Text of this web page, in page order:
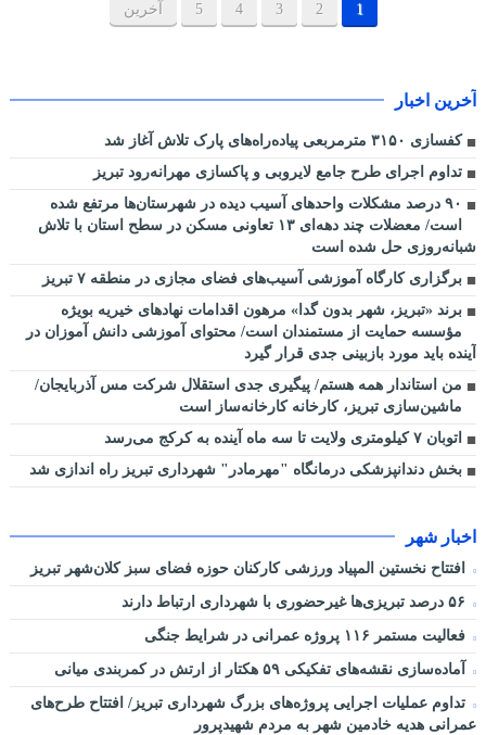
1
2
3
4
5 آخرین
آخرین اخبار
کفسازی ۳۱۵۰ مترمربعی پیاده‌راه‌های پارک تلاش آغاز شد
تداوم اجرای طرح جامع لایروبی و پاکسازی مهرانه‌رود تبریز
٩٠ درصد مشکلات واحدهای آسیب دیده در شهرستان‌ها مرتفع شده
است/ معضلات چند دهه‌ای ١٣ تعاونی مسکن در سطح استان با تلاش
شبانه‌روزی حل شده است
برگزاری کارگاه آموزشی آسیب‌های فضای مجازی در منطقه ۷ تبریز
برند «تبریز، شهر بدون گدا» مرهون اقدامات نهادهای خیریه بویژه
مؤسسه حمایت از مستمندان است/ محتوای آموزشی دانش آموزان در
آینده باید مورد بازبینی جدی قرار گیرد
من استاندار همه هستم/ پیگیری جدی استقلال شرکت مس آذربایجان/
ماشین‌سازی تبریز، کارخانه کارخانه‌ساز است
اتوبان ۷ کیلومتری ولایت تا سه ماه آینده به کرکج می‌رسد
بخش دندانپزشکی درمانگاه "مهرمادر" شهرداری تبریز راه اندازی شد
اخبار شهر
افتتاح نخستین المپیاد ورزشی کارکنان حوزه فضای سبز کلان‌شهر تبریز
فعالیت مستمر ۱۱۶ پروژه عمرانی در شرایط جنگی
آماده‌سازی نقشه‌های تفکیکی ۵۹ هکتار از ارتش در کمربندی میانی
تداوم عملیات اجرایی پروژه‌های بزرگ شهرداری تبریز/ افتتاح طرح‌های
عمرانی هدیه خادمین شهر به مردم شهیدپرور